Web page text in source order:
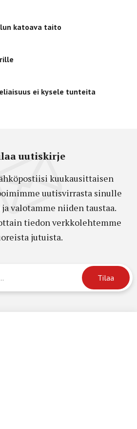
katoava taito
ei kysele tunteita
uutiskirje
kuukausittaisen
uutisvirrasta sinulle
valotamme niiden taustaa.
tiedon verkkolehtemme
jutuista.